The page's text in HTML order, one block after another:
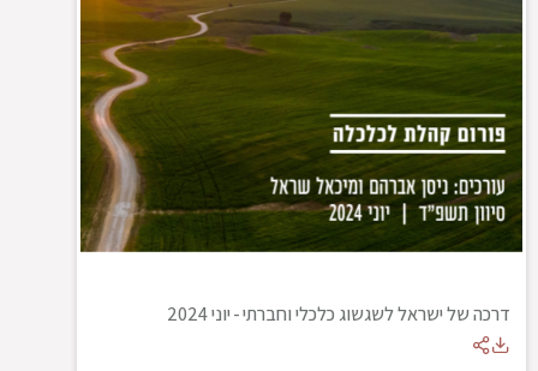
דרכה של ישראל לשגשוג כלכלי וחברתי-יוני 2024